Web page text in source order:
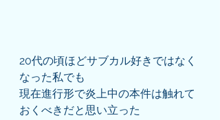
20代の頃ほどサブカル好きではなく
なった私でも
現在進行形で炎上中の本件は触れて
おくべきだと思い立った